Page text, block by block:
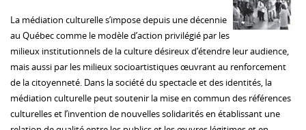
La médiation culturelle s’impose depuis une décennie
au Québec comme le modèle d’action privilégié par les
milieux institutionnels de la culture désireux d’étendre leur audience,
mais aussi par les milieux socioartistiques œuvrant au renforcement
de la citoyenneté. Dans la société du spectacle et des identités, la
médiation culturelle peut soutenir la mise en commun des références
culturelles et l’invention de nouvelles solidarités en établissant une